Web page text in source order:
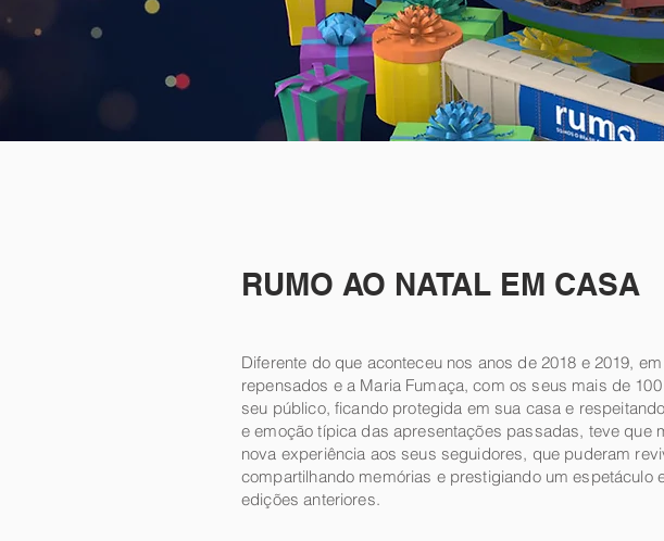
RUMO AO NATAL EM CASA
Diferente do que aconteceu nos anos de 2018 e 2019,
repensados e a Maria Fumaça, com os seus mais de
seu público, ficando protegida em sua casa e
e emoção típica das apresentações passadas, teve que
nova experiência aos seus seguidores, que puderam
compartilhando memórias e prestigiando um
edições anteriores.